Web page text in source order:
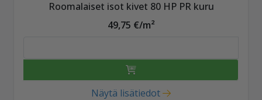
Roomalaiset isot kivet 80 HP PR kuru
49,75 €/m²
Näytä lisätiedot